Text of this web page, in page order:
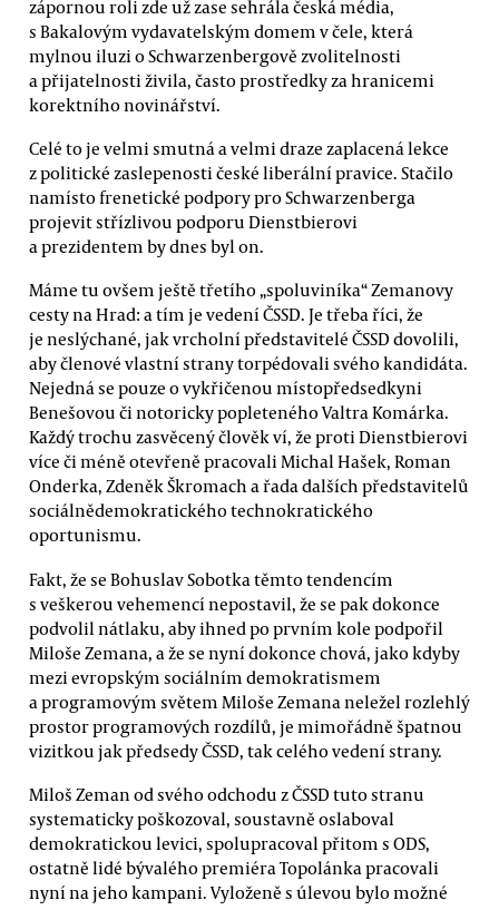
zápornou roli zde už zase sehrála česká média,
s Bakalovým vydavatelským domem v čele, která
mylnou iluzi o Schwarzenbergově zvolitelnosti
a přijatelnosti živila, často prostředky za hranicemi
korektního novinářství.
Celé to je velmi smutná a velmi draze zaplacená lekce
z politické zaslepenosti české liberální pravice. Stačilo
namísto frenetické podpory pro Schwarzenberga
projevit střízlivou podporu Dienstbierovi
a prezidentem by dnes byl on.
Máme tu ovšem ještě třetího „spoluviníka“ Zemanovy
cesty na Hrad: a tím je vedení ČSSD. Je třeba říci, že
je neslýchané, jak vrcholní představitelé ČSSD dovolili,
aby členové vlastní strany torpédovali svého kandidáta.
Nejedná se pouze o vykřičenou místopředsedkyni
Benešovou či notoricky popleteného Valtra Komárka.
Každý trochu zasvěcený člověk ví, že proti Dienstbierovi
více či méně otevřeně pracovali Michal Hašek, Roman
Onderka, Zdeněk Škromach a řada dalších představitelů
sociálnědemokratického technokratického
oportunismu.
Fakt, že se Bohuslav Sobotka těmto tendencím
s veškerou vehemencí nepostavil, že se pak dokonce
podvolil nátlaku, aby ihned po prvním kole podpořil
Miloše Zemana, a že se nyní dokonce chová, jako kdyby
mezi evropským sociálním demokratismem
a programovým světem Miloše Zemana neležel rozlehlý
prostor programových rozdílů, je mimořádně špatnou
vizitkou jak předsedy ČSSD, tak celého vedení strany.
Miloš Zeman od svého odchodu z ČSSD tuto stranu
systematicky poškozoval, soustavně oslaboval
demokratickou levici, spolupracoval přitom s ODS,
ostatně lidé bývalého premiéra Topolánka pracovali
nyní na jeho kampani. Vyloženě s úlevou bylo možné